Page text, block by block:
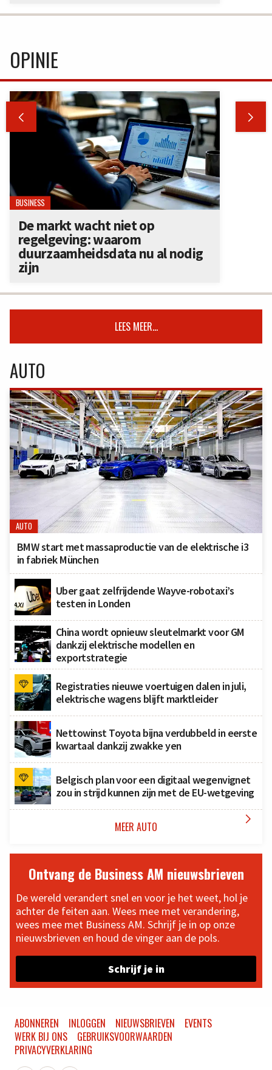
OPINIE
 
BUSINESS
De markt wacht niet op
regelgeving: waarom
duurzaamheidsdata nu al nodig
zijn
LEES MEER...
AUTO
AUTO
BMW start met massaproductie van de elektrische i3
in fabriek München
Uber gaat zelfrijdende Wayve-robotaxi’s
testen in Londen
China wordt opnieuw sleutelmarkt voor GM
dankzij elektrische modellen en
exportstrategie
Registraties nieuwe voertuigen dalen in juli,
elektrische wagens blijft marktleider
Nettowinst Toyota bijna verdubbeld in eerste
kwartaal dankzij zwakke yen
Belgisch plan voor een digitaal wegenvignet
zou in strijd kunnen zijn met de EU-wetgeving
MEER AUTO 
Ontvang de Business AM nieuwsbrieven
De wereld verandert snel en voor je het weet, hol je
achter de feiten aan. Wees mee met verandering,
wees mee met Business AM. Schrijf je in op onze
nieuwsbrieven en houd de vinger aan de pols.
Schrijf je in
ABONNEREN INLOGGEN NIEUWSBRIEVEN
EVENTS
WERK BIJ ONS
GEBRUIKSVOORWAARDEN
PRIVACYVERKLARING